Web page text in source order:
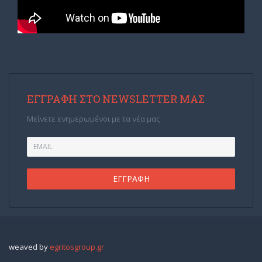
ΕΓΓΡΑΦΉ ΣΤΟ NEWSLETTER ΜΑΣ
Μείνετε ενημερωμένοι με τα νέα μας
weaved by egritosgroup.gr